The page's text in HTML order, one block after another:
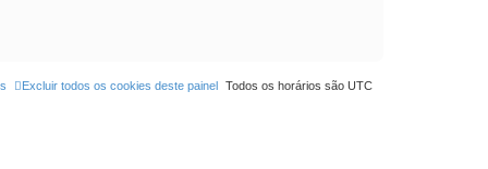
Todos os horários são UTC
Excluir todos os cookies deste painel